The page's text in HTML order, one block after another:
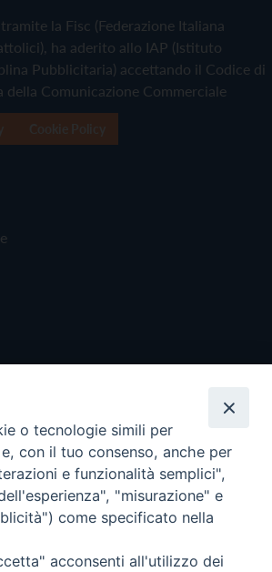
la Fisc (Federazione Italiana
ha aderito allo IAP (Istituto
Pubblicitaria) accettando il Codice di
della Comunicazione Commerciale
- Tutti i diritti riservati - Vita
o tecnologie simili per
con il tuo consenso, anche per
e funzionalità semplici",
"misurazione" e
come specificato nella
acconsenti all'utilizzo dei